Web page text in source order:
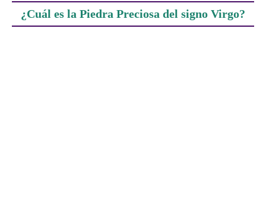
¿Cuál es la Piedra Preciosa del signo Virgo?